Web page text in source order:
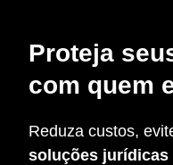
Proteja
com quem
Reduza custos,
soluções jurídicas